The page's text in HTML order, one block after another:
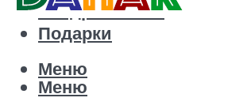
Поздравления
Подарки
Меню
Меню